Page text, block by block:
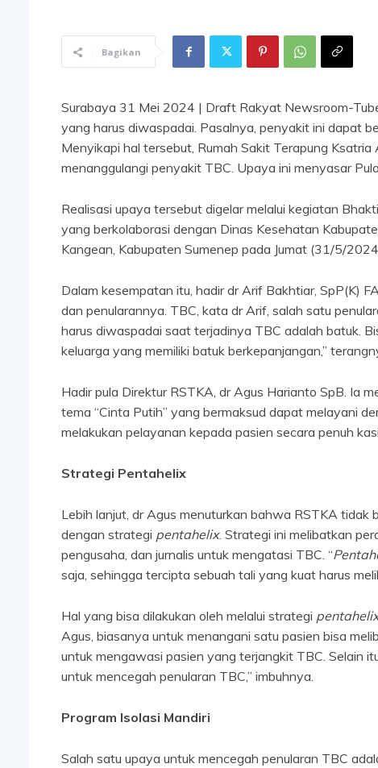
Bagikan
Surabaya 31 Mei 2024 | Draft Rakyat Newsroom-
yang harus diwaspadai. Pasalnya, penyakit ini dapat
Menyikapi hal tersebut, Rumah Sakit Terapung
menanggulangi penyakit TBC. Upaya ini menyasar
Realisasi upaya tersebut digelar melalui kegiatan
yang berkolaborasi dengan Dinas Kesehatan
Kangean, Kabupaten Sumenep pada Jumat (31/5/
Dalam kesempatan itu, hadir dr Arif Bakhtiar, SpP(K)
dan penularannya. TBC, kata dr Arif, salah satu
harus diwaspadai saat terjadinya TBC adalah batuk.
keluarga yang memiliki batuk berkepanjangan,”
Hadir pula Direktur RSTKA, dr Agus Harianto SpB. Ia
tema “Cinta Putih” yang bermaksud dapat melayani
melakukan pelayanan kepada pasien secara penuh
Strategi Pentahelix
Lebih lanjut, dr Agus menuturkan bahwa RSTKA tidak
dengan strategi pentahelix. Strategi ini melibatkan
pengusaha, dan jurnalis untuk mengatasi TBC. “
saja, sehingga tercipta sebuah tali yang kuat harus
Hal yang bisa dilakukan oleh melalui strategi
Agus, biasanya untuk menangani satu pasien bisa
untuk mengawasi pasien yang terjangkit TBC. Selain
untuk mencegah penularan TBC,” imbuhnya.
Program Isolasi Mandiri
Salah satu upaya untuk mencegah penularan TBC